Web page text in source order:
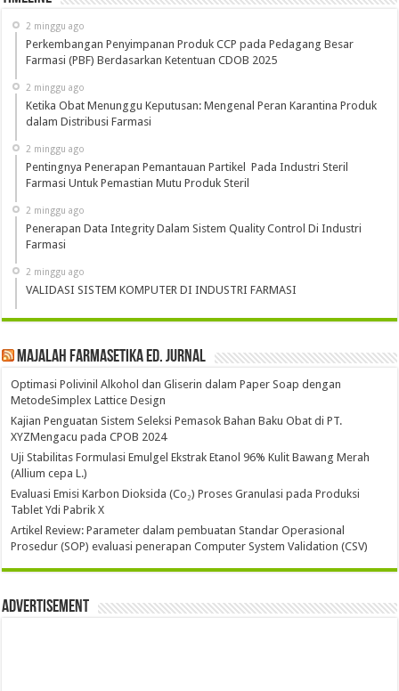
2 minggu ago
Perkembangan Penyimpanan Produk CCP pada Pedagang Besar
Farmasi (PBF) Berdasarkan Ketentuan CDOB 2025
2 minggu ago
Ketika Obat Menunggu Keputusan: Mengenal Peran Karantina Produk
dalam Distribusi Farmasi
2 minggu ago
Pentingnya Penerapan Pemantauan Partikel Pada Industri Steril
Farmasi Untuk Pemastian Mutu Produk Steril
2 minggu ago
Penerapan Data Integrity Dalam Sistem Quality Control Di Industri
Farmasi
2 minggu ago
VALIDASI SISTEM KOMPUTER DI INDUSTRI FARMASI
Majalah Farmasetika Ed. Jurnal
Optimasi Polivinil Alkohol dan Gliserin dalam Paper Soap dengan
MetodeSimplex Lattice Design
Kajian Penguatan Sistem Seleksi Pemasok Bahan Baku Obat di PT.
XYZMengacu pada CPOB 2024
Uji Stabilitas Formulasi Emulgel Ekstrak Etanol 96% Kulit Bawang Merah
(Allium cepa L.)
Evaluasi Emisi Karbon Dioksida (Co₂) Proses Granulasi pada Produksi
Tablet Ydi Pabrik X
Artikel Review: Parameter dalam pembuatan Standar Operasional
Prosedur (SOP) evaluasi penerapan Computer System Validation (CSV)
Advertisement